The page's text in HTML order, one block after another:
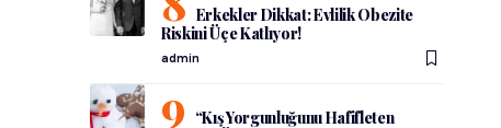
Erkekler Dikkat: Evlilik Obezite
Riskini Üçe Katlıyor!
admin
“Kış Yorgunluğunu Hafifleten